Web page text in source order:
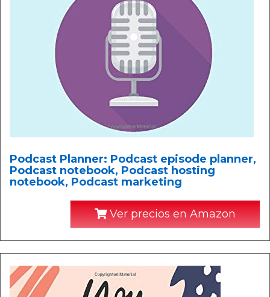
Podcast Planner: Podcast episode planner,
Podcast notebook, Podcast hosting
notebook, Podcast marketing
Ver precios en Amazon